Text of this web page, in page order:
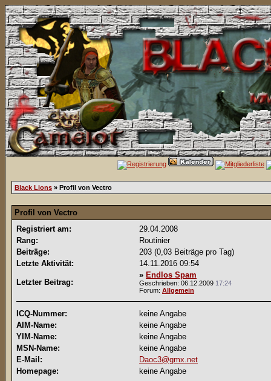
Black Lions » Profil von Vectro
Profil von Vectro
Registriert am:
29.04.2008
Rang:
Routinier
Beiträge:
203 (0,03 Beiträge pro Tag)
Letzte Aktivität:
14.11.2016 09:54
Letzter Beitrag:
» Endlos Spam
Geschrieben: 06.12.2009 17:24
Forum: Allgemein
ICQ-Nummer:
keine Angabe
AIM-Name:
keine Angabe
YIM-Name:
keine Angabe
MSN-Name:
keine Angabe
E-Mail:
Daoc3@gmx.net
Homepage:
keine Angabe